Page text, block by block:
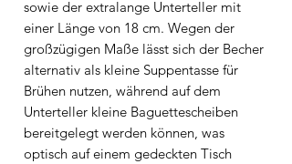
sowie der extralange Unterteller mit
einer Länge von 18 cm. Wegen der
großzügigen Maße lässt sich der Becher
alternativ als kleine Suppentasse für
Brühen nutzen, während auf dem
Unterteller kleine Baguettescheiben
bereitgelegt werden können, was
optisch auf einem gedeckten Tisch